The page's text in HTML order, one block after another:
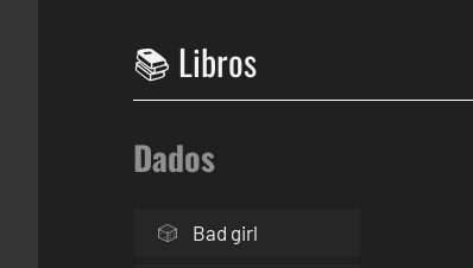
Dados
Bad girl